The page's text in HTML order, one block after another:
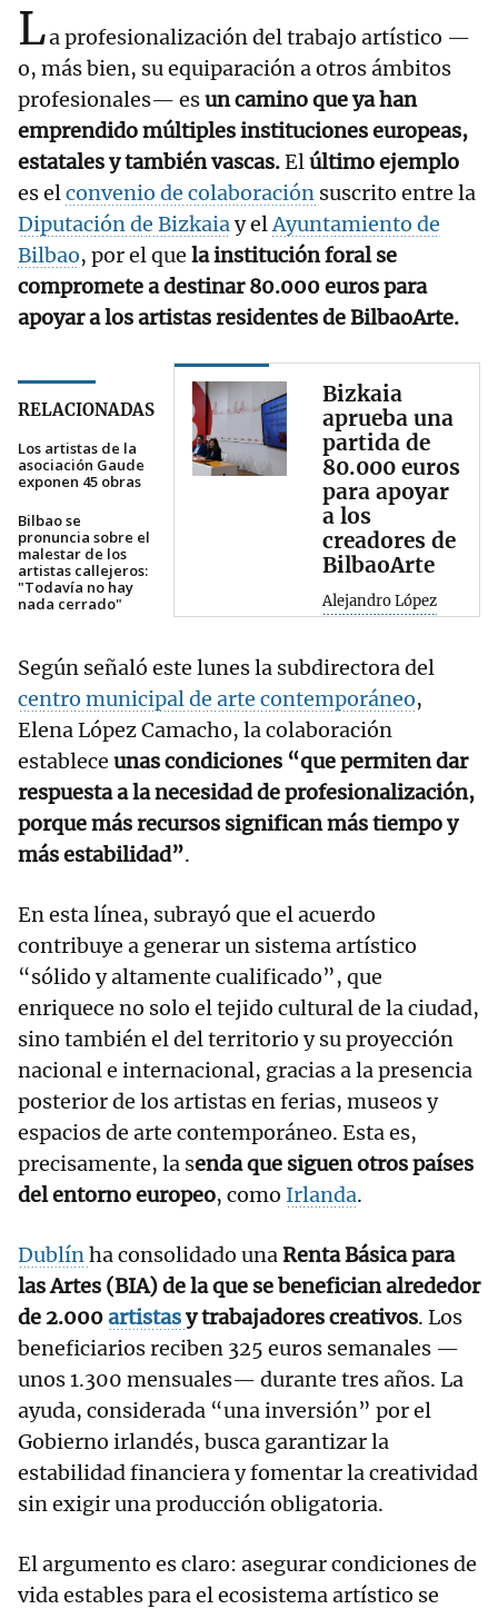
La profesionalización del trabajo artístico —
o, más bien, su equiparación a otros ámbitos
profesionales— esun camino que ya han
emprendido múltiples instituciones europeas,
estatales y también vascas.Elúltimo ejemplo
es elconvenio de colaboración suscrito entre la
Diputación de Bizkaiay elAyuntamiento de
Bilbao, por el que la institución foral se
compromete a destinar 80.000 euros para
apoyar a los artistas residentes de BilbaoArte.
RELACIONADAS
Los artistas de la
asociación Gaude
exponen 45 obras
Bilbao se
pronuncia sobre el
malestar de los
artistas callejeros:
"Todavía no hay
nada cerrado"
Bizkaia
aprueba una
partida de
80.000 euros
para apoyar
a los
creadores de
BilbaoArte
Alejandro López
Según señaló este lunes la subdirectora del
centro municipal de arte contemporáneo,
Elena López Camacho, la colaboración
establece unas condiciones “que permiten dar
respuesta a la necesidad de profesionalización,
porque más recursos significan más tiempo y
más estabilidad”.
En esta línea, subrayó que el acuerdo
contribuye a generar un sistema artístico
“sólido y altamente cualificado”, que
enriquece no solo el tejido cultural de la ciudad,
sino también el del territorio y su proyección
nacional e internacional, gracias a la presencia
posterior de los artistas en ferias, museos y
espacios de arte contemporáneo. Esta es,
precisamente, la senda que siguen otros países
del entorno europeo, como Irlanda.
Dublín ha consolidado una Renta Básica para
las Artes (BIA) de la que se benefician alrededor
de 2.000artistasy trabajadores creativos. Los
beneficiarios reciben 325 euros semanales —
unos 1.300 mensuales— durante tres años. La
ayuda, considerada “una inversión” por el
Gobierno irlandés, busca garantizar la
estabilidad financiera y fomentar la creatividad
sin exigir una producción obligatoria.
El argumento es claro: asegurar condiciones de
vida estables para el ecosistema artístico se